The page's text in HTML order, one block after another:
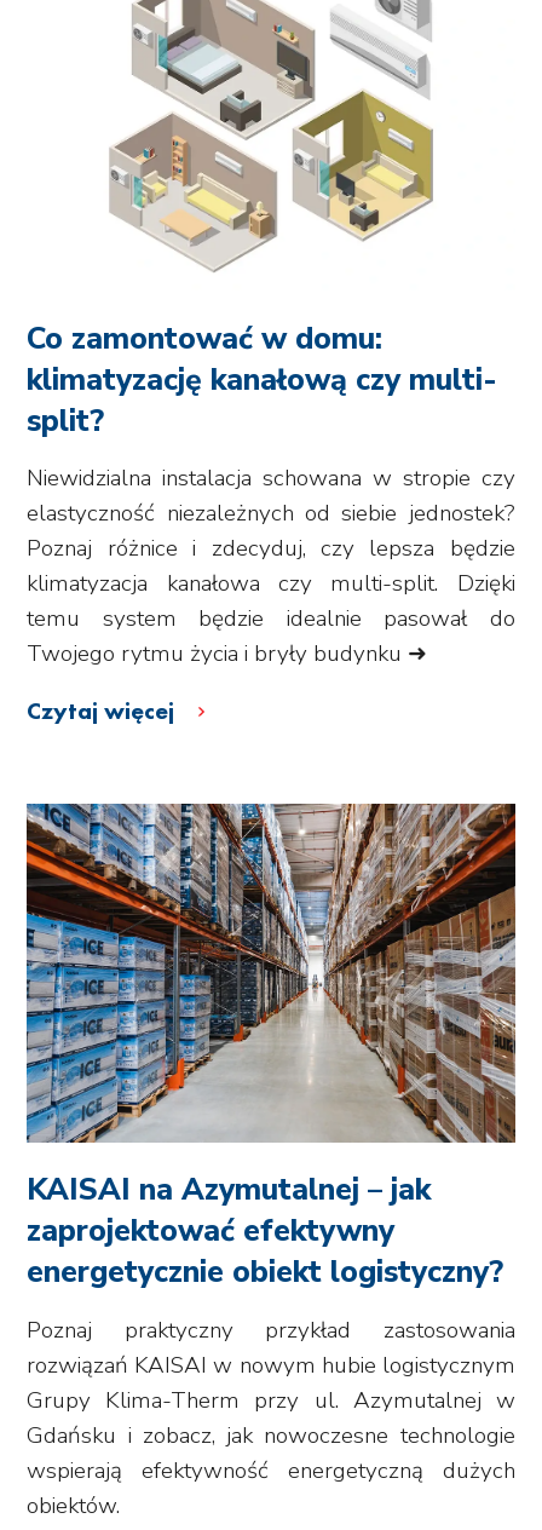
Co zamontować w domu:
klimatyzację kanałową czy multi-
split?
Niewidzialna instalacja schowana w stropie czy
elastyczność niezależnych od siebie jednostek?
Poznaj różnice i zdecyduj, czy lepsza będzie
klimatyzacja kanałowa czy multi-split. Dzięki
temu system będzie idealnie pasował do
Twojego rytmu życia i bryły budynku ➜
Czytaj więcej
KAISAI na Azymutalnej – jak
zaprojektować efektywny
energetycznie obiekt logistyczny?
Poznaj praktyczny przykład zastosowania
rozwiązań KAISAI w nowym hubie logistycznym
Grupy Klima-Therm przy ul. Azymutalnej w
Gdańsku i zobacz, jak nowoczesne technologie
wspierają efektywność energetyczną dużych
obiektów.